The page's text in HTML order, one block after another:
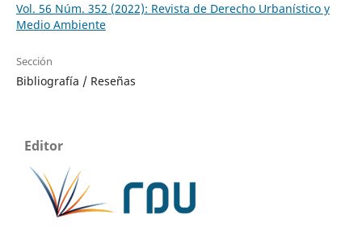
Vol. 56 Núm. 352 (2022): Revista de Derecho Urbanístico y
Medio Ambiente
Sección
Bibliografía / Reseñas
Editor